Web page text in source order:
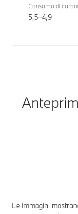
Consumo di
5,5–4,9
Le immagini